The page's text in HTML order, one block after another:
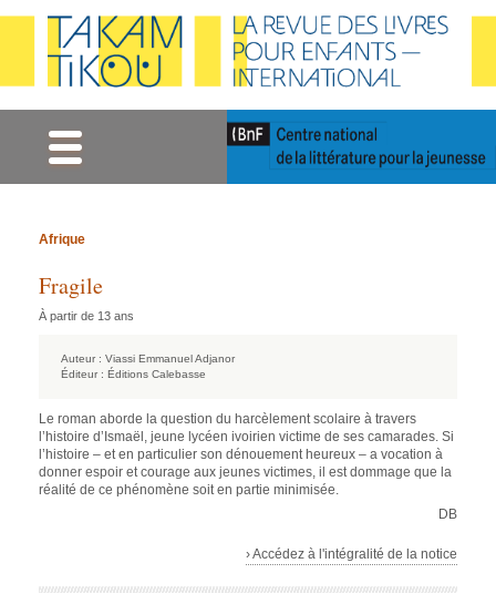
Afrique
Fragile
À partir de 13 ans
Auteur : Viassi Emmanuel Adjanor
Éditeur : Éditions Calebasse
Le roman aborde la question du harcèlement scolaire à travers
l’histoire d’Ismaël, jeune lycéen ivoirien victime de ses camarades. Si
l’histoire – et en particulier son dénouement heureux – a vocation à
donner espoir et courage aux jeunes victimes, il est dommage que la
réalité de ce phénomène soit en partie minimisée.
DB
› Accédez à l'intégralité de la notice